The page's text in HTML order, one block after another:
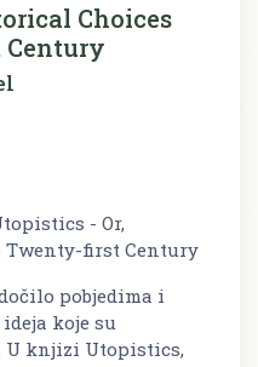
Choices
- Or,
Twenty-first Century
pobjedima i
koje su
U knjizi Utopistics,